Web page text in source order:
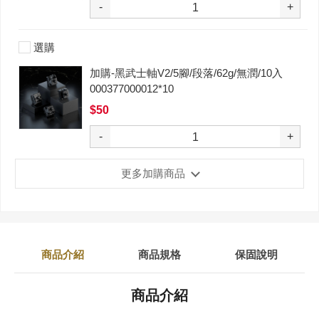
- +
選購
加購-黑武士軸V2/5腳/段落/62g/無潤/10入
000377000012*10
$50
- +
更多加購商品
商品介紹 商品規格 保固說明
商品介紹